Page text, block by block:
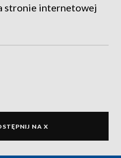
stronie internetowej
NA X